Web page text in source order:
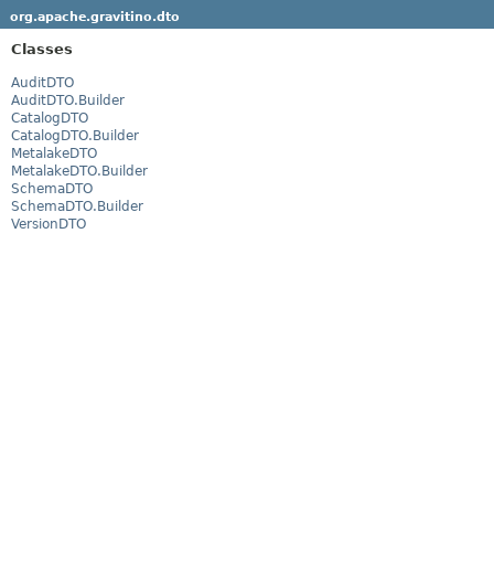
org.apache.gravitino.dto
Classes
AuditDTO
AuditDTO.Builder
CatalogDTO
CatalogDTO.Builder
MetalakeDTO
MetalakeDTO.Builder
SchemaDTO
SchemaDTO.Builder
VersionDTO